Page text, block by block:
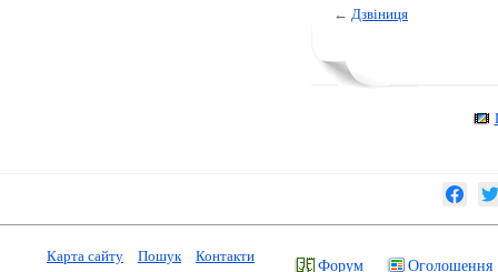
← Дзвіниця
Карта сайту Пошук
Контакти
Форум
Оголошення